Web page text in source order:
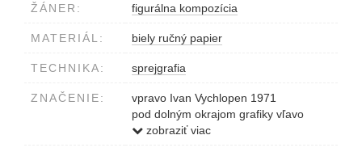
ŽÁNER: figurálna kompozícia
MATERIÁL: biely ručný papier
TECHNIKA: sprejgrafia
ZNAČENIE:
vpravo Ivan Vychlopen 1971
pod dolným okrajom grafiky vľavo
perom a tušom 2.A.
zobraziť viac